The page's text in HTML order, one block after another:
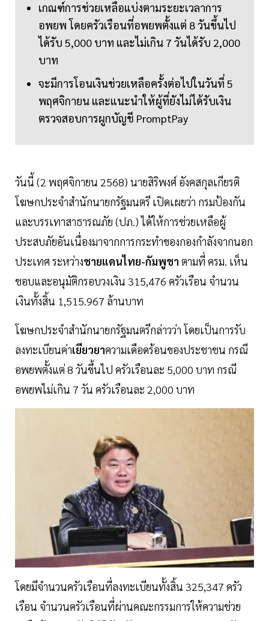
เกณฑ์การช่วยเหลือแบ่งตามระยะเวลาการ
อพยพ โดยครัวเรือนที่อพยพตั้งแต่ 8 วันขึ้นไป
ได้รับ 5,000 บาท และไม่เกิน 7 วันได้รับ 2,000
บาท
จะมีการโอนเงินช่วยเหลือครั้งต่อไปในวันที่ 5
พฤศจิกายน และแนะนำให้ผู้ที่ยังไม่ได้รับเงิน
ตรวจสอบการผูกบัญชี PromptPay
วันนี้ (2 พฤศจิกายน 2568) นายสิริพงศ์ อังคสกุลเกียรติ
โฆษกประจำสำนักนายกรัฐมนตรี เปิดเผยว่า กรมป้องกัน
และบรรเทาสาธารณภัย (ปภ.) ได้ให้การช่วยเหลือผู้
ประสบภัยอันเนื่องมาจากการกระทำของกองกำลังจากนอก
ประเทศ ระหว่างชายแดนไทย-กัมพูชา ตามที่ ครม. เห็น
ชอบและอนุมัติกรอบวงเงิน 315,476 ครัวเรือน จำนวน
เงินทั้งสิ้น 1,515.967 ล้านบาท
โฆษกประจำสำนักนายกรัฐมนตรีกล่าวว่า โดยเป็นการรับ
ลงทะเบียนค่าเยียวยาความเดือดร้อนของประชาชน กรณี
อพยพตั้งแต่ 8 วันขึ้นไป ครัวเรือนละ 5,000 บาท กรณี
อพยพไม่เกิน 7 วัน ครัวเรือนละ 2,000 บาท
โดยมีจำนวนครัวเรือนที่ลงทะเบียนทั้งสิ้น 325,347 ครัว
เรือน จำนวนครัวเรือนที่ผ่านคณะกรรมการให้ความช่วย